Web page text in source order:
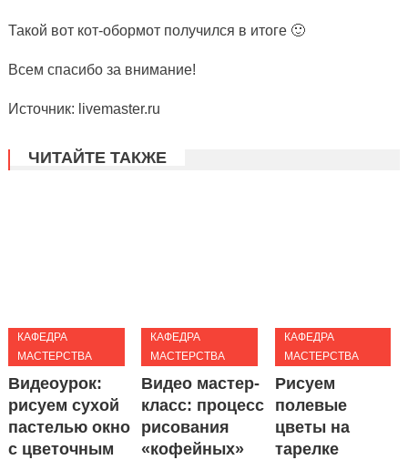
Такой вот кот-обормот получился в итоге 🙂
Всем спасибо за внимание!
Источник: livemaster.ru
ЧИТАЙТЕ ТАКЖЕ
КАФЕДРА
МАСТЕРСТВА
Видеоурок:
рисуем сухой
пастелью окно
с цветочным
КАФЕДРА
МАСТЕРСТВА
Видео мастер-
класс: процесс
рисования
«кофейных»
КАФЕДРА
МАСТЕРСТВА
Рисуем
полевые
цветы на
тарелке